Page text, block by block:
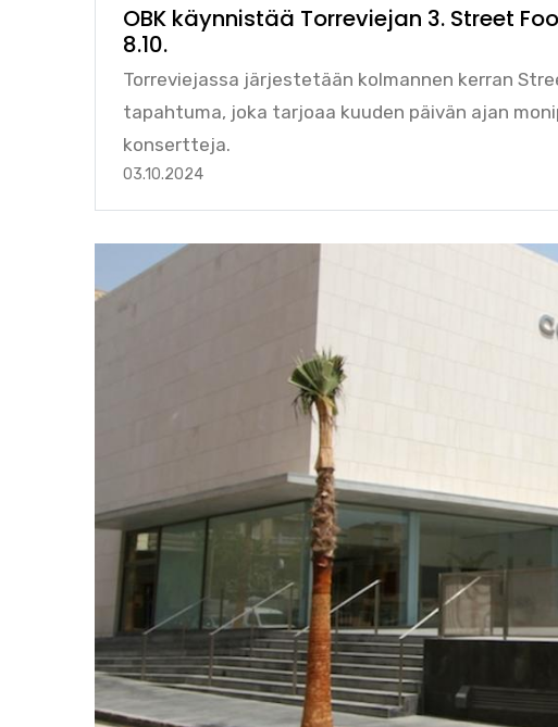
OBK käynnistää Torreviejan 3. Street
8.10.
Torreviejassa järjestetään kolmannen kerran
tapahtuma, joka tarjoaa kuuden päivän ajan
konsertteja.
03.10.2024